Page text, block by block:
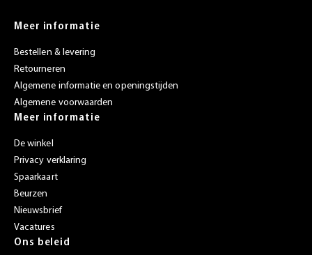
Meer informatie
Bestellen & levering
Retourneren
Algemene informatie en openingstijden
Algemene voorwaarden
Meer informatie
De winkel
Privacy verklaring
Spaarkaart
Beurzen
Nieuwsbrief
Vacatures
Ons beleid